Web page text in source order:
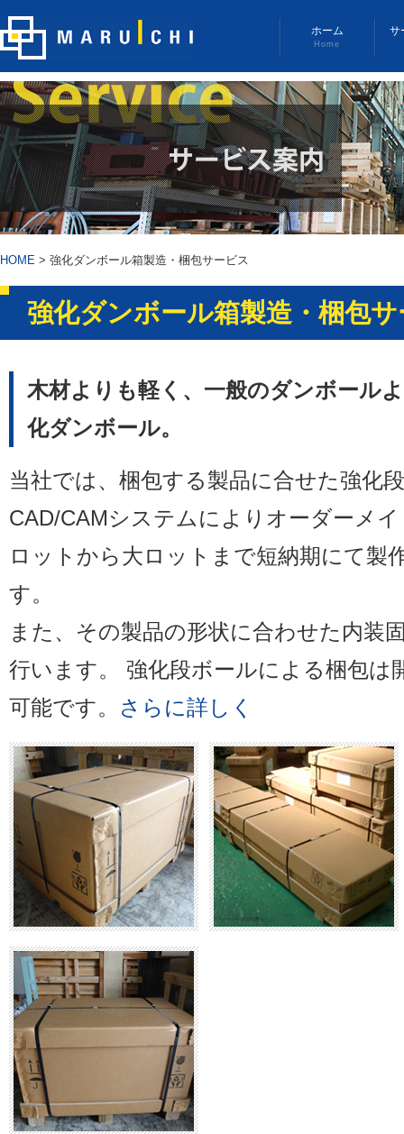
ホーム
Home
サ
HOME > 強化ダンボール箱製造・梱包サービス
強化ダンボール箱製造・梱包
木材よりも軽く、一般のダンボール
化ダンボール。
当社では、梱包する製品に合せた強化
CAD/CAMシステムによりオーダーメ
ロットから大ロットまで短納期にて製
す。
また、その製品の形状に合わせた内装
行います。 強化段ボールによる梱包は
可能です。
さらに詳しく